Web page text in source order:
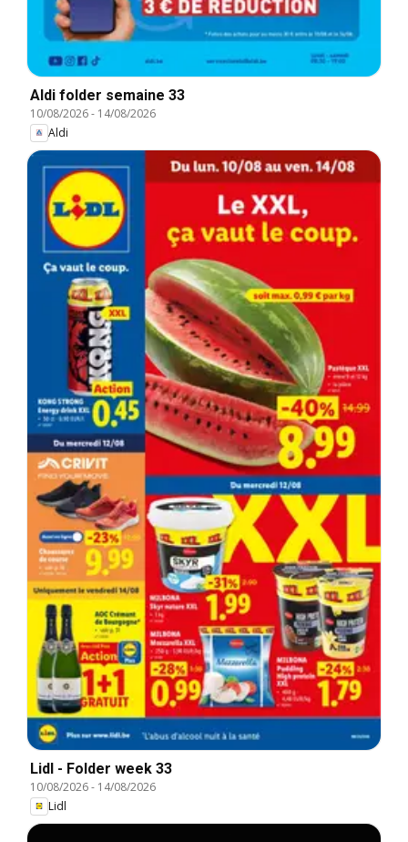
Aldi folder semaine 33
10/08/2026- 14/08/2026
Aldi
Lidl - Folder week 33
10/08/2026- 14/08/2026
Lidl